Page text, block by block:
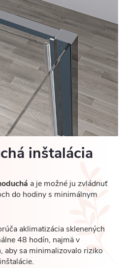
inštalácia
a je možné ju zvládnuť
do hodiny s minimálnym
aklimatizácia sklenených
48 hodín, najmä v
aby sa minimalizovalo riziko